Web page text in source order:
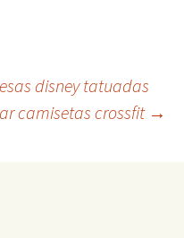
disney tatuadas
camisetas crossfit →